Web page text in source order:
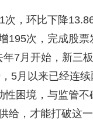
，环比下降
195次，完成股票
7月开始，新三
5月以来已经连续
困境，与监管不
给，才能打破这一